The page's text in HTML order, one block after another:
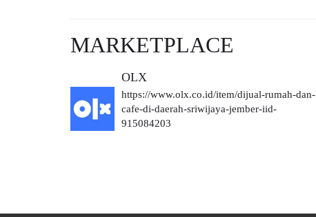
MARKETPLACE
OLX
https://www.olx.co.id/item/dijual-rumah-dan-
cafe-di-daerah-sriwijaya-jember-iid-
915084203